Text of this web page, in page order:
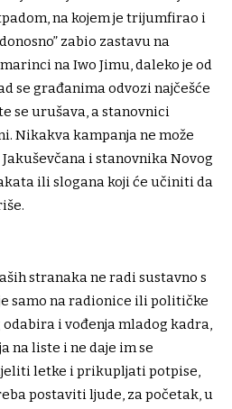
na kojem je trijumfirao i
zabio zastavu na
na Iwo Jimu, daleko je od
se građanima odvozi najčešće
se urušava, a stanovnici
Nikakva kampanja ne može
i stanovnika Novog
ili slogana koji će učiniti da
stranaka ne radi sustavno s
samo na radionice ili političke
i vođenja mladog kadra,
na liste i ne daje im se
letke i prikupljati potpise,
postaviti ljude, za početak, u